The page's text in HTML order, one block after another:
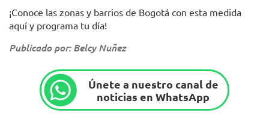
¡Conoce las zonas y barrios de Bogotá con esta medida
aquí y programa tu día!
Publicado por: Belcy Nuñez
Únete a nuestro canal de
noticias en WhatsApp